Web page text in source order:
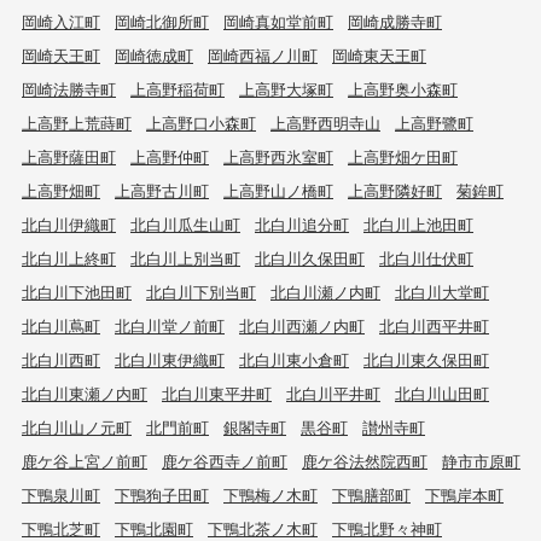
岡崎入江町
岡崎北御所町 岡崎真如堂前町
岡崎成勝寺町
岡崎天王町
岡崎徳成町 岡崎西福ノ川町
岡崎東天王町
岡崎法勝寺町
上高野稲荷町 上高野大塚町
上高野奥小森町
上高野上荒蒔町
上高野口小森町 上高野西明寺山
上高野鷺町
上高野薩田町
上高野仲町 上高野西氷室町
上高野畑ケ田町
上高野畑町
上高野古川町 上高野山ノ橋町 上高野隣好町
菊鉾町
北白川伊織町
北白川瓜生山町 北白川追分町
北白川上池田町
北白川上終町
北白川上別当町 北白川久保田町
北白川仕伏町
北白川下池田町
北白川下別当町 北白川瀬ノ内町
北白川大堂町
北白川蔦町
北白川堂ノ前町 北白川西瀬ノ内町
北白川西平井町
北白川西町
北白川東伊織町 北白川東小倉町
北白川東久保田町
北白川東瀬ノ内町
北白川東平井町 北白川平井町
北白川山田町
北白川山ノ元町
北門前町 銀閣寺町 黒谷町
讃州寺町
鹿ケ谷上宮ノ前町
鹿ケ谷西寺ノ前町 鹿ケ谷法然院西町
静市市原町
下鴨泉川町
下鴨狗子田町 下鴨梅ノ木町 下鴨膳部町
下鴨岸本町
下鴨北芝町
下鴨北園町 下鴨北茶ノ木町
下鴨北野々神町